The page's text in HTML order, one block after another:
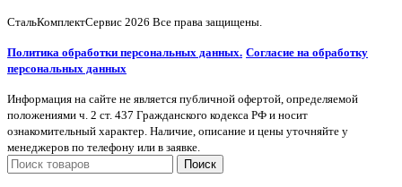
СтальКомплектСервис 2026 Все права защищены.
Политика обработки персональных данных. Согласие на обработку
персональных данных
Информация на сайте не является публичной офертой, определяемой
положениями ч. 2 ст. 437 Гражданского кодекса РФ и носит
ознакомительный характер. Наличие, описание и цены уточняйте у
менеджеров по телефону или в заявке.
Поиск